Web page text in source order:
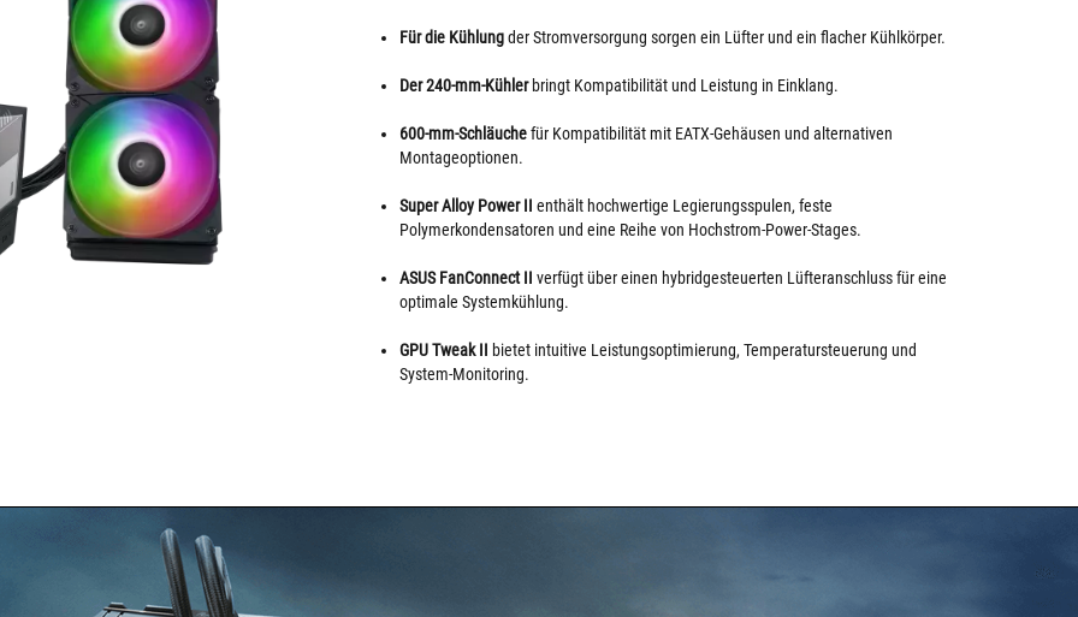
Für die Kühlungder Stromversorgung sorgen ein Lüfter und ein flacher Kühlkörper.
Der 240-mm-Kühlerbringt Kompatibilität und Leistung in Einklang.
600-mm-Schläuchefür Kompatibilität mit EATX-Gehäusen und alternativen
Montageoptionen.
Super Alloy Power II enthält hochwertige Legierungsspulen, feste
Polymerkondensatoren und eine Reihe von Hochstrom-Power-Stages.
ASUS FanConnect II verfügt über einen hybridgesteuerten Lüfteranschluss für eine
optimale Systemkühlung.
GPU Tweak II bietet intuitive Leistungsoptimierung, Temperatursteuerung und
System-Monitoring.